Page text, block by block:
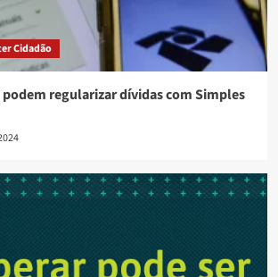
Cidadão
podem regularizar dívidas com Simples